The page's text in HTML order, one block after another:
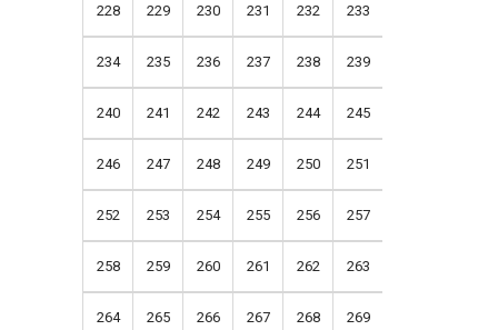
228 229 230 231 232 233
234 235 236 237 238 239
240 241 242 243 244 245
246 247 248 249 250 251
252 253 254 255 256 257
258 259 260 261 262 263
264 265 266 267 268 269